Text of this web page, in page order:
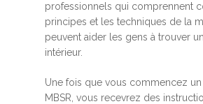
professionnels qui comprennent
principes et les techniques de la
peuvent aider les gens à trouver
intérieur.
Une fois que vous commencez
MBSR, vous recevrez des